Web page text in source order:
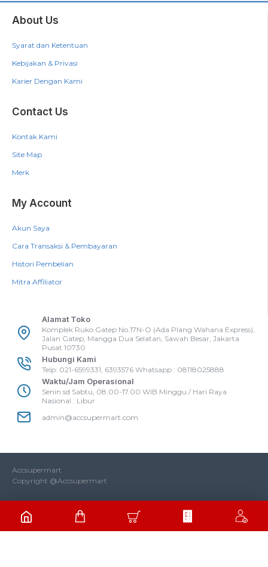
About Us
Syarat dan Ketentuan
Kebijakan & Privasi
Karier Dengan Kami
Contact Us
Kontak Kami
Site Map
Merk
My Account
Akun Saya
Cara Transaksi & Pembayaran
Histori Pembelian
Mitra Affiliator
Alamat Toko
Komplek Ruko Gatep No.17N-O (Ada Plang Wahana Express),
Jalan Gatep, Mangga Dua Selatan, Sawah Besar, Jakarta
Pusat 10730
Hubungi Kami
Telp: 021-6599331, 6393576 Whatsapp : 08118025888
Waktu/Jam Operasional
Senin sd Sabtu, 08.00-17.00 WIB Minggu / Hari Raya
Nasional : Libur
admin@accsupermart.com
Accsupermart
Copyright @Accsupermart